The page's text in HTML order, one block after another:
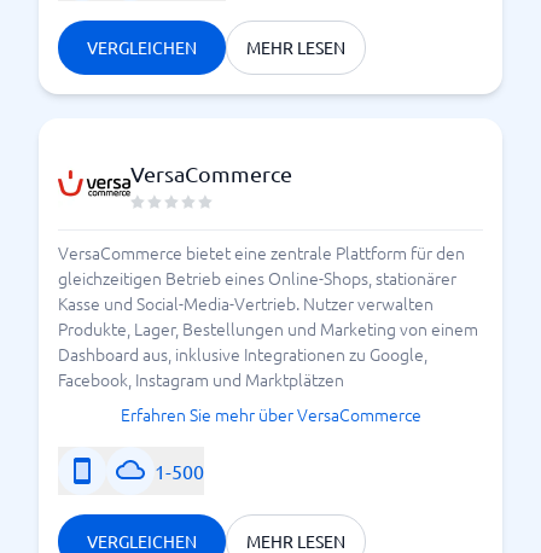
VERGLEICHEN MEHR LESEN
VersaCommerce
VersaCommerce bietet eine zentrale Plattform für den
gleichzeitigen Betrieb eines Online-Shops, stationärer
Kasse und Social-Media-Vertrieb. Nutzer verwalten
Produkte, Lager, Bestellungen und Marketing von einem
Dashboard aus, inklusive Integrationen zu Google,
Facebook, Instagram und Marktplätzen
Erfahren Sie mehr über VersaCommerce
1-500
VERGLEICHEN MEHR LESEN